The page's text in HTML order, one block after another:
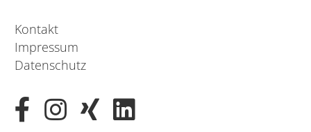
Kontakt
Impressum
Datenschutz